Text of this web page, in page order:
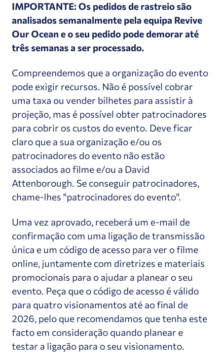
IMPORTANTE: Os pedidos de rastreio são
analisados semanalmente pela equipa Revive
Our Ocean e o seu pedido pode demorar até
três semanas a ser processado.
Compreendemos que a organização do evento
pode exigir recursos. Não é possível cobrar
uma taxa ou vender bilhetes para assistir à
projeção, mas é possível obter patrocinadores
para cobrir os custos do evento. Deve ficar
claro que a sua organização e/ou os
patrocinadores do evento não estão
associados ao filme e/ou a David
Attenborough. Se conseguir patrocinadores,
chame-lhes "patrocinadores do evento".
Uma vez aprovado, receberá um e-mail de
confirmação com uma ligação de transmissão
única e um código de acesso para ver o filme
online, juntamente com diretrizes e materiais
promocionais para o ajudar a planear o seu
evento. Peça que o código de acesso é válido
para quatro visionamentos até ao final de
2026, pelo que recomendamos que tenha este
facto em consideração quando planear e
testar a ligação para o seu visionamento.